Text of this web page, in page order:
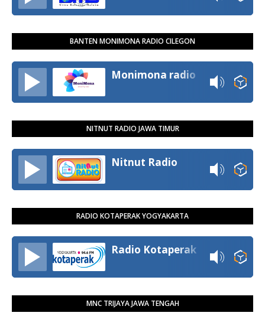
BANTEN MONIMONA RADIO CILEGON
Monimona radio
NITNUT RADIO JAWA TIMUR
Nitnut Radio
RADIO KOTAPERAK YOGYAKARTA
Radio Kotaperak
MNC TRIJAYA JAWA TENGAH